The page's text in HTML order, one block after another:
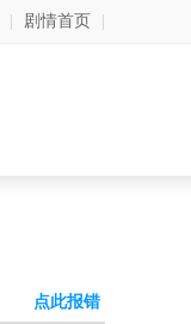
剧情首页
点此报错